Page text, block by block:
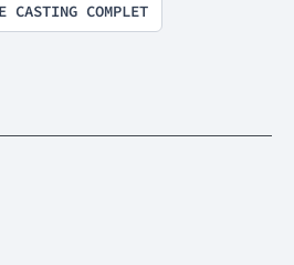
CASTING COMPLET